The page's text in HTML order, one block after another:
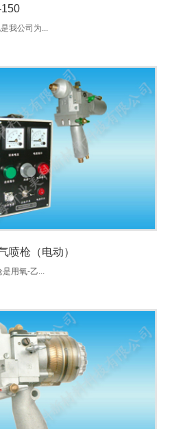
我公司为...
喷枪（电动）
用氧-乙...